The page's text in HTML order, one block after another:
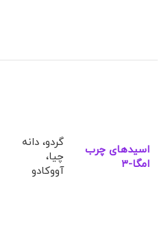
اسیدهای چرب
امگا-۳
گردو، دانه
چیا،
آووکادو